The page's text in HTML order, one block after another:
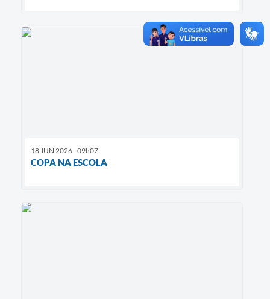
18 JUN 2026 - 09h07
COPA NA ESCOLA